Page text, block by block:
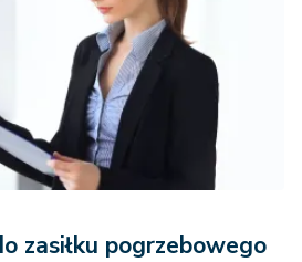
zasiłku pogrzebowego